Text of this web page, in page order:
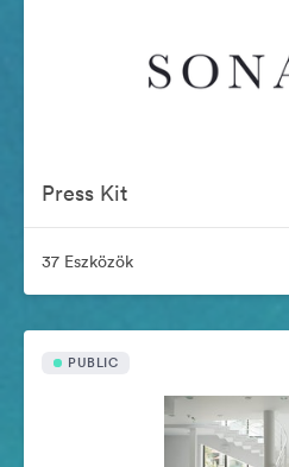
Press Kit
37 Eszközök
PUBLIC